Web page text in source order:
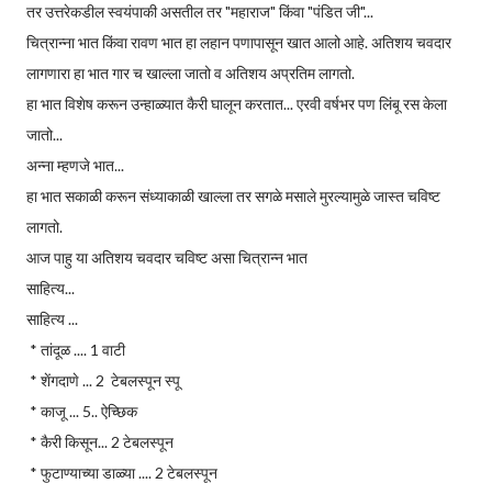
तर उत्तरेकडील स्वयंपाकी असतील तर "महाराज" किंवा "पंडित जी"...
चित्रान्ना भात किंवा रावण भात हा लहान पणापासून खात आलो आहे. अतिशय चवदार
लागणारा हा भात गार च खाल्ला जातो व अतिशय अप्रतिम लागतो.
हा भात विशेष करून उन्हाळ्यात कैरी घालून करतात... एरवी वर्षभर पण लिंबू रस केला
जातो...
अन्ना म्हणजे भात...
हा भात सकाळी करून संध्याकाळी खाल्ला तर सगळे मसाले मुरल्यामुळे जास्त चविष्ट
लागतो.
आज पाहु या अतिशय चवदार चविष्ट असा चित्रान्न भात
साहित्य...
साहित्य ...
* तांदूळ .... 1 वाटी
* शेंगदाणे ... 2 टेबलस्पून स्पू
* काजू ... 5.. ऐच्छिक
* कैरी किसून... 2 टेबलस्पून
* फुटाण्याच्या डाळ्या .... 2 टेबलस्पून